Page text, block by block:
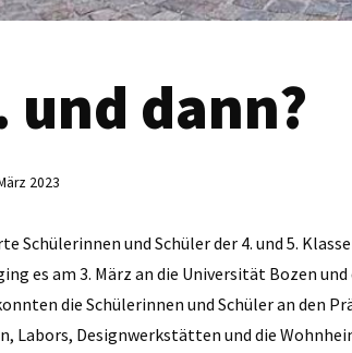
dann?
2023
Schülerinnen und Schüler der 4. und 5.
es am 3. März an die Universität Bozen und
die Schülerinnen und Schüler an den
Labors, Designwerkstätten und die